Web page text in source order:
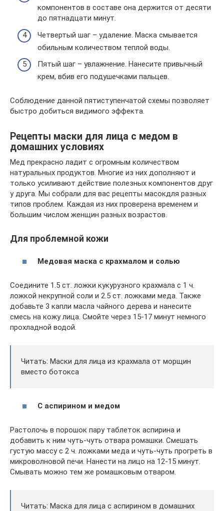
компонентов в составе она держится от десяти
до пятнадцати минут.
Четвертый шаг – удаление. Маска смывается
обильным количеством теплой воды.
Пятый шаг – увлажнение. Нанесите привычный
крем, вбив его подушечками пальцев.
Соблюдение данной пятиступенчатой схемы позволяет
быстро добиться видимого эффекта.
Рецепты маски для лица с медом в
домашних условиях
Мед прекрасно ладит с огромным количеством
натуральных продуктов. Многие из них дополняют и
только усиливают действие полезных компонентов друг
у друга. Мы собрали для вас рецепты масокдля разных
типов проблем. Каждая из них проверена временем и
большим числом женщин разных возрастов.
Для проблемной кожи
Медовая маска с крахмалом и солью
Соедините 1.5 ст. ложки кукурузного крахмала с 1 ч.
ложкой некрупной соли и 2.5 ст. ложками меда. Также
добавьте 3 капли масла чайного дерева и нанесите
смесь на кожу лица. Смойте через 15-17 минут немного
прохладной водой.
Читать: Маски для лица из крахмала от морщин
вместо ботокса
С аспирином и медом
Растолочь в порошок пару таблеток аспирина и
добавить к ним чуть-чуть отвара ромашки. Смешать
густую массу с 2 ч. ложками меда и чуть-чуть прогреть в
микроволновой печи. Нанести на лицо на 12-15 минут.
Смывать можно тем же ромашковым отваром.
Читать: Маска для лица с аспирином в домашних